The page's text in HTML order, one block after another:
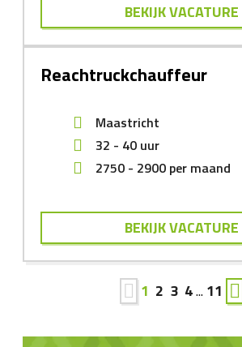
BEKIJK VACATURE
Reachtruckchauffeur
Maastricht
32 - 40 uur
2750 - 2900 per maand
BEKIJK VACATURE
1 2 3 4... 11